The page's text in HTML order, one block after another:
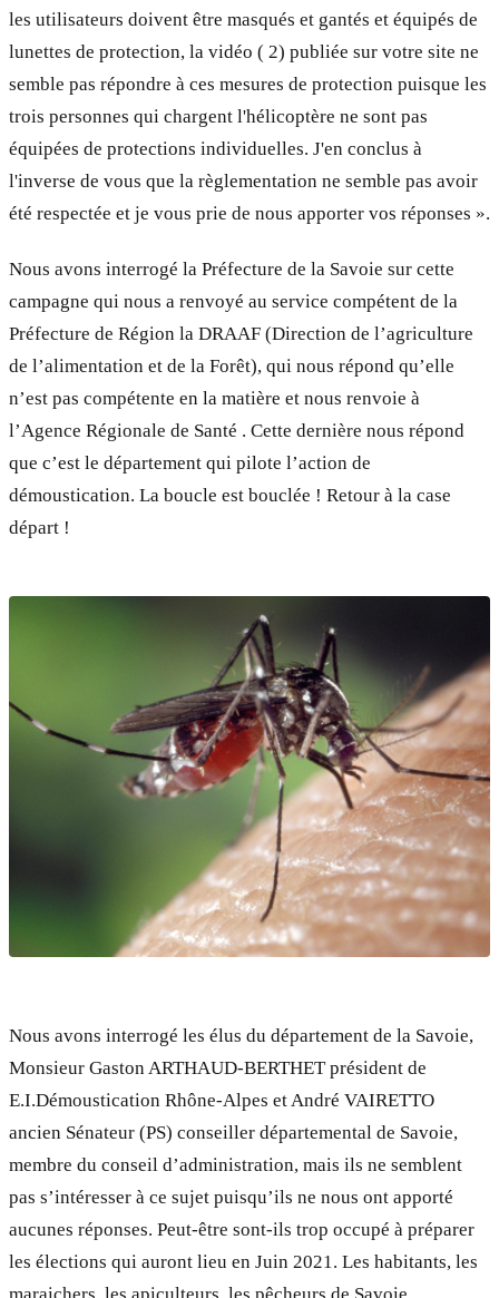
les utilisateurs doivent être masqués et gantés et équipés de
lunettes de protection, la vidéo ( 2) publiée sur votre site ne
semble pas répondre à ces mesures de protection puisque les
trois personnes qui chargent l'hélicoptère ne sont pas
équipées de protections individuelles. J'en conclus à
l'inverse de vous que la règlementation ne semble pas avoir
été respectée et je vous prie de nous apporter vos réponses ».
Nous avons interrogé la Préfecture de la Savoie sur cette
campagne qui nous a renvoyé au service compétent de la
Préfecture de Région la DRAAF (Direction de l’agriculture
de l’alimentation et de la Forêt), qui nous répond qu’elle
n’est pas compétente en la matière et nous renvoie à
l’Agence Régionale de Santé . Cette dernière nous répond
que c’est le département qui pilote l’action de
démoustication. La boucle est bouclée ! Retour à la case
départ !
Nous avons interrogé les élus du département de la Savoie,
Monsieur Gaston ARTHAUD-BERTHET président de
E.I.Démoustication Rhône-Alpes et André VAIRETTO
ancien Sénateur (PS) conseiller départemental de Savoie,
membre du conseil d’administration, mais ils ne semblent
pas s’intéresser à ce sujet puisqu’ils ne nous ont apporté
aucunes réponses. Peut-être sont-ils trop occupé à préparer
les élections qui auront lieu en Juin 2021. Les habitants, les